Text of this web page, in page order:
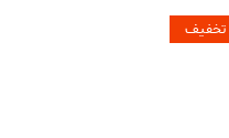
تخفیف